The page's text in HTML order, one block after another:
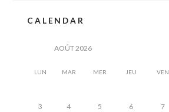
CALENDAR
AOÛT 2026
LUN MAR MER JEU VEN
3
4 5 6 7